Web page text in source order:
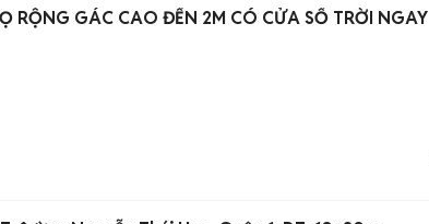
RỘNG GÁC CAO ĐẾN 2M CÓ CỬA SỔ TRỜI NGAY